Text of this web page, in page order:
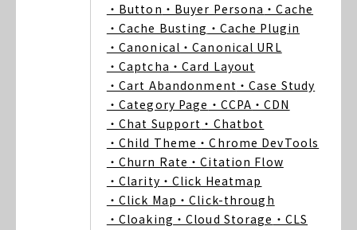
・Button ・Buyer Persona ・Cache
・Cache Busting ・Cache Plugin
・Canonical ・Canonical URL
・Captcha ・Card Layout
・Cart Abandonment ・Case Study
・Category Page ・CCPA ・CDN
・Chat Support ・Chatbot
・Child Theme ・Chrome DevTools
・Churn Rate ・Citation Flow
・Clarity ・Click Heatmap
・Click Map ・Click-through
・Cloaking ・Cloud Storage ・CLS